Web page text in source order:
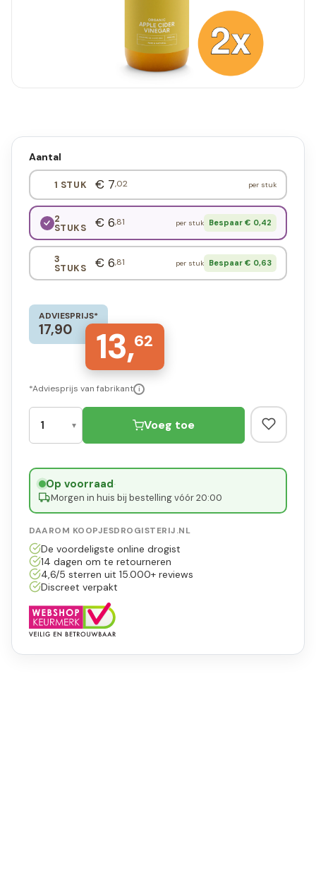
Aantal
1 STUK € 7,02 per stuk
2
STUKS € 6,81 per stuk Bespaar € 0,42
3
STUKS € 6,81 per stuk Bespaar € 0,63
ADVIESPRIJS*
17,90 13,62
*Adviesprijs van fabrikant i
Voeg toe
Op voorraad·
Morgen in huis bij bestelling vóór 20:00
DAAROM KOOPJESDROGISTERIJ.NL
De voordeligste online drogist
14 dagen om te retourneren
4,6/5 sterren uit 15.000+ reviews
Discreet verpakt